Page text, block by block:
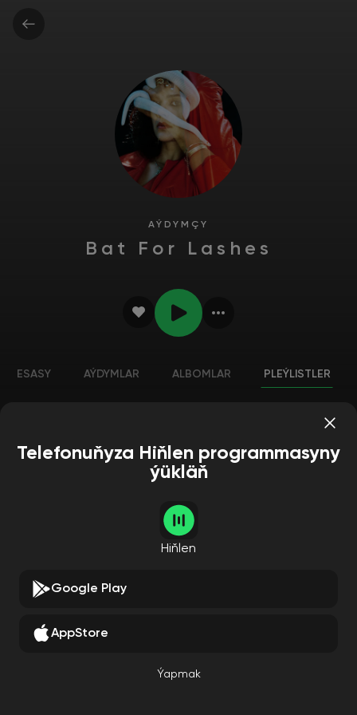
AÝDYMÇY
Bat For Lashes
ESASY AÝDYMLAR ALBOMLAR PLEÝLISTLER
Telefonuňyza Hiňlen programmasyny
ýükläň
Hiňlen
Google Play
AppStore
Ýapmak